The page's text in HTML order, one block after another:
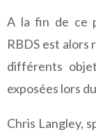
A la fin de ce
RBDS est alors
différents
exposées lors
Chris Langley,